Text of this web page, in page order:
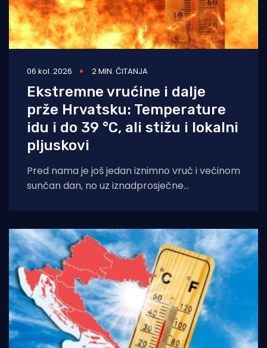
06 kol. 2026 2 MIN. ČITANJA
Ekstremne vrućine i dalje
prže Hrvatsku: Temperature
idu i do 39 °C, ali stižu i lokalni
pljuskovi
Pred nama je još jedan iznimno vruć i većinom
sunčan dan, no uz iznadprosječne